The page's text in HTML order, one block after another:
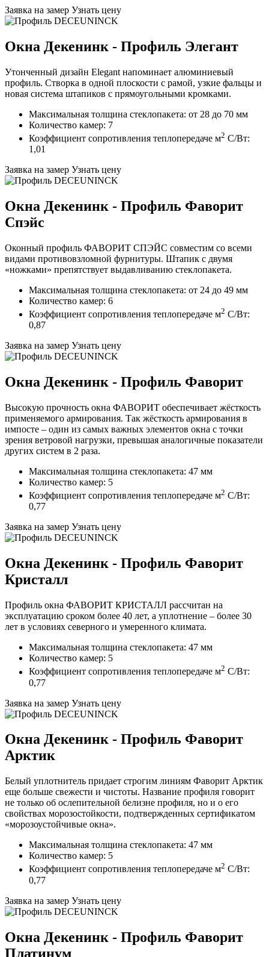
Заявка на замер Узнать цену
Окна Декенинк - Профиль Элегант
Утонченный дизайн Elegant напоминает алюминиевый
профиль. Створка в одной плоскости с рамой, узкие фальцы и
новая система штапиков с прямоугольными кромками.
Максимальная толщина стеклопакета: от 28 до 70 мм
Количество камер: 7
Коэффициент сопротивления теплопередаче м2 C/Вт:
1,01
Заявка на замер Узнать цену
Окна Декенинк - Профиль Фаворит
Спэйс
Оконный профиль ФАВОРИТ СПЭЙС совместим со всеми
видами противовзломной фурнитуры. Штапик с двумя
«ножками» препятствует выдавливанию стеклопакета.
Максимальная толщина стеклопакета: от 24 до 49 мм
Количество камер: 6
Коэффициент сопротивления теплопередаче м2 C/Вт:
0,87
Заявка на замер Узнать цену
Окна Декенинк - Профиль Фаворит
Высокую прочность окна ФАВОРИТ обеспечивает жёсткость
применяемого армирования. Так жёсткость армирования в
импосте – один из самых важных элементов окна с точки
зрения ветровой нагрузки, превышая аналогичные показатели
других систем в 2 раза.
Максимальная толщина стеклопакета: 47 мм
Количество камер: 5
Коэффициент сопротивления теплопередаче м2 C/Вт:
0,77
Заявка на замер Узнать цену
Окна Декенинк - Профиль Фаворит
Кристалл
Профиль окна ФАВОРИТ КРИСТАЛЛ расcчитан на
эксплуатацию сроком более 40 лет, а уплотнение – более 30
лет в условиях северного и умеренного климата.
Максимальная толщина стеклопакета: 47 мм
Количество камер: 5
Коэффициент сопротивления теплопередаче м2 C/Вт:
0,77
Заявка на замер Узнать цену
Окна Декенинк - Профиль Фаворит
Арктик
Белый уплотнитель придает строгим линиям Фаворит Арктик
еще больше свежести и чистоты. Название профиля говорит
не только об ослепительной белизне профиля, но и о его
свойствах морозостойкости, подтвержденных сертификатом
«морозоустойчивые окна».
Максимальная толщина стеклопакета: 47 мм
Количество камер: 5
Коэффициент сопротивления теплопередаче м2 C/Вт:
0,77
Заявка на замер Узнать цену
Окна Декенинк - Профиль Фаворит
Платинум